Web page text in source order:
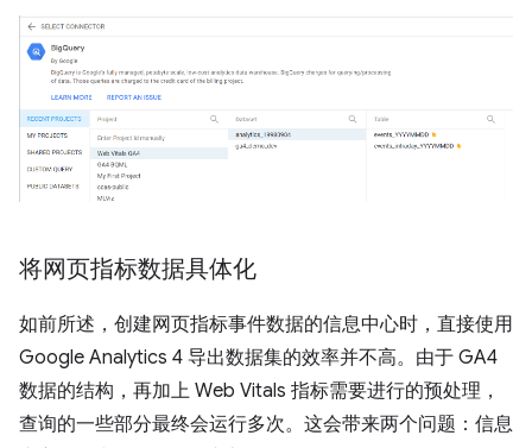
将网页指标数据具体化
如前所述，创建网页指标事件数据的信息中心时，直接使用
Google Analytics 4 导出数据集的效率并不高。由于 GA4
数据的结构，再加上 Web Vitals 指标需要进行的预处理，
查询的一些部分最终会运行多次。这会带来两个问题：信息